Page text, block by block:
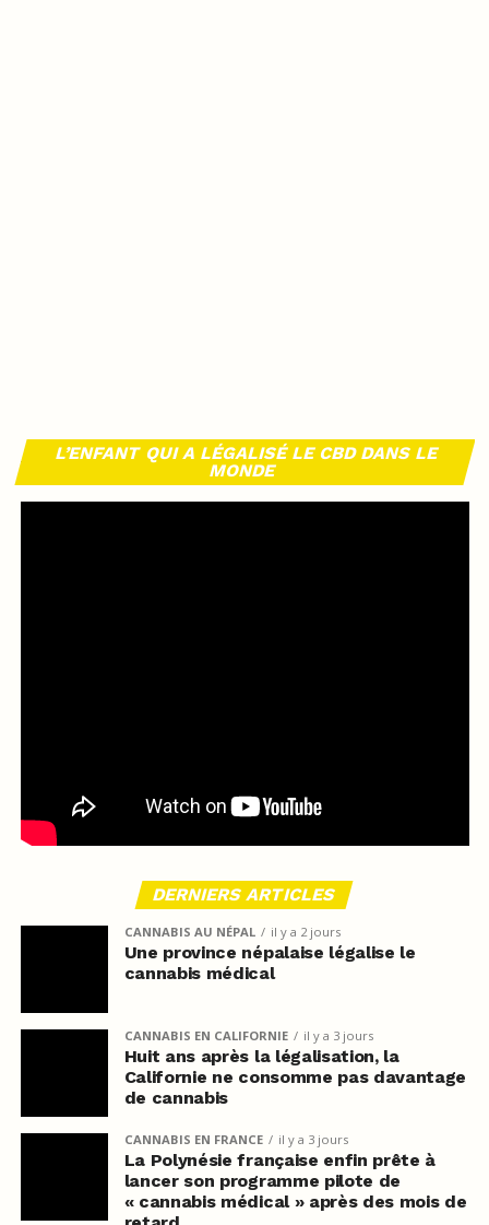
L’ENFANT QUI A LÉGALISÉ LE CBD DANS LE
MONDE
DERNIERS ARTICLES
CANNABIS AU NÉPAL il y a 2 jours
Une province népalaise légalise le
cannabis médical
CANNABIS EN CALIFORNIE il y a 3 jours
Huit ans après la légalisation, la
Californie ne consomme pas davantage
de cannabis
CANNABIS EN FRANCE il y a 3 jours
La Polynésie française enfin prête à
lancer son programme pilote de
« cannabis médical » après des mois de